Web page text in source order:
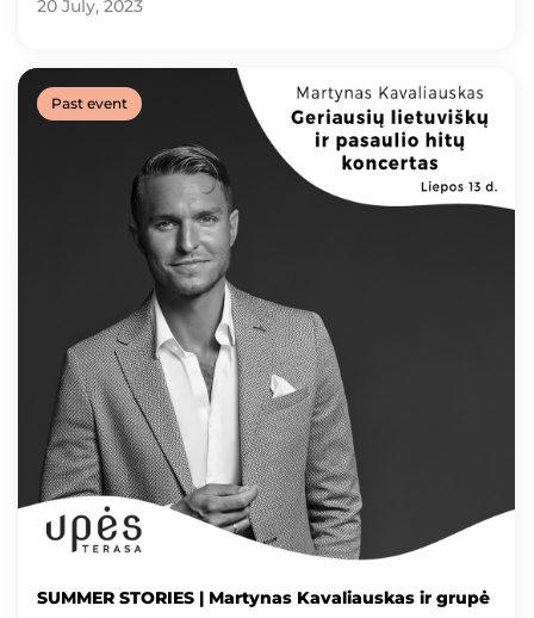
20 July, 2023
Past event
SUMMER STORIES | Martynas Kavaliauskas ir grupė